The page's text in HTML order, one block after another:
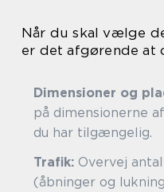
Når du skal vælge
er det afgørende at
Dimensioner og
på dimensionerne
du har tilgængelig.
Trafik: Overvej
(åbninger og